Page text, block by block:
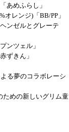
あめふらし」
オレンジ)「BB/PP」
ンゼルとグレーテ
ンツェル」
ずきん」
る夢のコラボレーシ
ための新しいグリム童